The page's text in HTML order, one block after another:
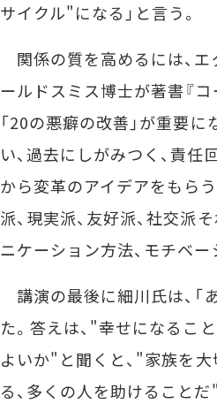
サイクル"になる」と言う。
関係の質を高めるには、
ールドスミス博士が著書『
「20の悪癖の改善」が重要
い、過去にしがみつく、責
から変革のアイデアをもら
派、現実派、友好派、社交
ニケーション方法、モチベ
講演の最後に細川氏は、
た。答えは、"幸せになるこ
よいか"と聞くと、"家族を
る、多くの人を助けること